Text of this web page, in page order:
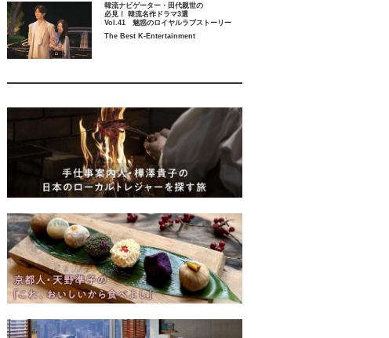
韓流ナビゲーター・田代親世の
必見！ 韓流名作ドラマ3選
Vol.41 魅惑のロイヤルラブストーリー
The Best K-Entertainment